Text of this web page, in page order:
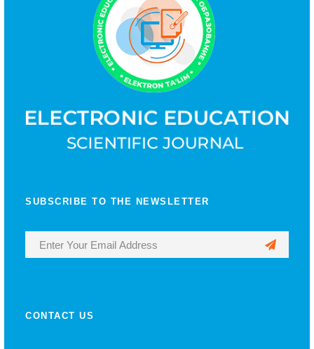
SUBSCRIBE TO THE NEWSLETTER
CONTACT US